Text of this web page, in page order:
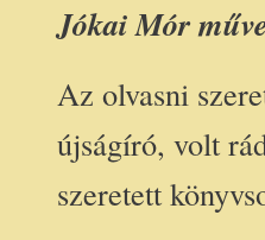
Jókai Mór
Az olvasni
újságíró, volt
szeretett